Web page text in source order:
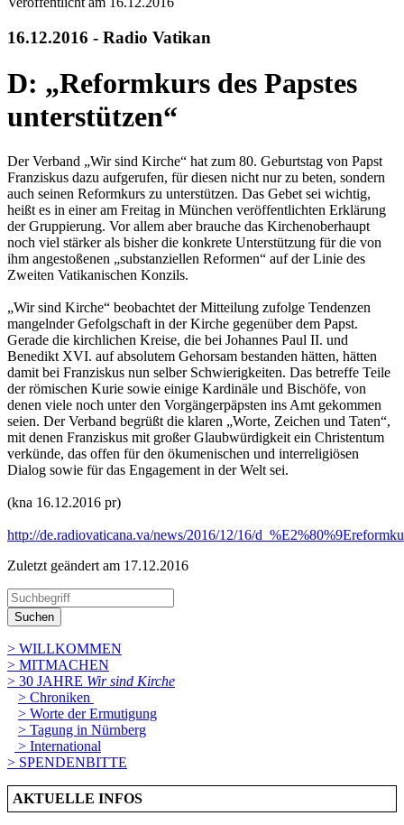
16.12.2016 - Radio Vatikan
D: „Reformkurs des Papstes
unterstützen“
Der Verband „Wir sind Kirche“ hat zum 80. Geburtstag von Papst
Franziskus dazu aufgerufen, für diesen nicht nur zu beten, sondern
auch seinen Reformkurs zu unterstützen. Das Gebet sei wichtig,
heißt es in einer am Freitag in München veröffentlichten Erklärung
der Gruppierung. Vor allem aber brauche das Kirchenoberhaupt
noch viel stärker als bisher die konkrete Unterstützung für die von
ihm angestoßenen „substanziellen Reformen“ auf der Linie des
Zweiten Vatikanischen Konzils.
„Wir sind Kirche“ beobachtet der Mitteilung zufolge Tendenzen
mangelnder Gefolgschaft in der Kirche gegenüber dem Papst.
Gerade die kirchlichen Kreise, die bei Johannes Paul II. und
Benedikt XVI. auf absolutem Gehorsam bestanden hätten, hätten
damit bei Franziskus nun selber Schwierigkeiten. Das betreffe Teile
der römischen Kurie sowie einige Kardinäle und Bischöfe, von
denen viele noch unter den Vorgängerpäpsten ins Amt gekommen
seien. Der Verband begrüßt die klaren „Worte, Zeichen und Taten“,
mit denen Franziskus mit großer Glaubwürdigkeit ein Christentum
verkünde, das offen für den ökumenischen und interreligiösen
Dialog sowie für das Engagement in der Welt sei.
(kna 16.12.2016 pr)
http://de.radiovaticana.va/news/2016/12/16/
Zuletzt geändert am 17­.12.2016
Suchen
> WILLKOMMEN
> MITMACHEN
> 30 JAHRE Wir sind Kirche
> Chroniken
> Worte der Ermutigung
> Tagung in Nürnberg
> International
> SPENDENBITTE
AKTUELLE INFOS